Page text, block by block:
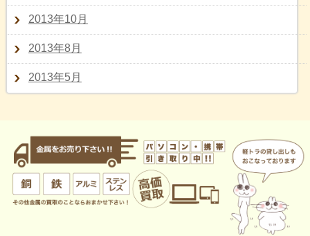
2013年10月
2013年8月
2013年5月